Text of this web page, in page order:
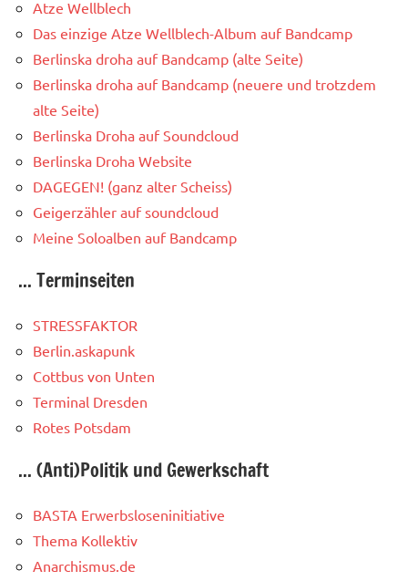
Atze Wellblech
Das einzige Atze Wellblech-Album auf Bandcamp
Berlinska droha auf Bandcamp (alte Seite)
Berlinska droha auf Bandcamp (neuere und trotzdem
alte Seite)
Berlinska Droha auf Soundcloud
Berlinska Droha Website
DAGEGEN! (ganz alter Scheiss)
Geigerzähler auf soundcloud
Meine Soloalben auf Bandcamp
... Terminseiten
STRESSFAKTOR
Berlin.askapunk
Cottbus von Unten
Terminal Dresden
Rotes Potsdam
... (Anti)Politik und Gewerkschaft
BASTA Erwerbsloseninitiative
Thema Kollektiv
Anarchismus.de